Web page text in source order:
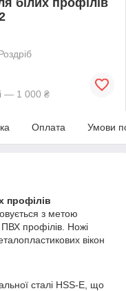
— 1 000 ₴
Оплата Умови
профілів
з метою
ПВХ профілів. Ножі
вікон
сталі HSS-E, що